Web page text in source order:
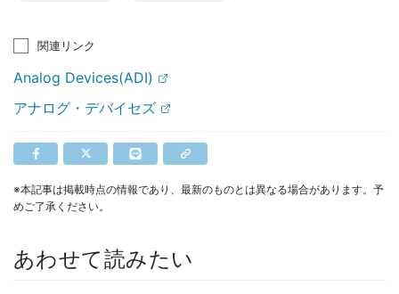
関連リンク
Analog Devices(ADI)
アナログ・デバイセズ
※本記事は掲載時点の情報であり、最新のものとは異なる場合があります。予
めご了承ください。
あわせて読みたい